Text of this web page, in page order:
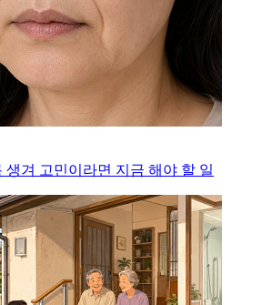
생겨 고민이라면 지금 해야 할 일